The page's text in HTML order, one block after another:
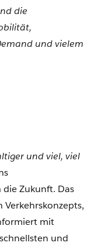
die
und vielem
und viel, viel
Zukunft. Das
mit
und